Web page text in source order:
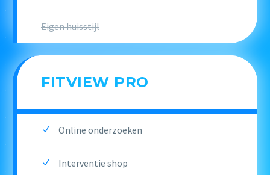
Eigen huisstijl
FITVIEW PRO
Online onderzoeken
Interventie shop